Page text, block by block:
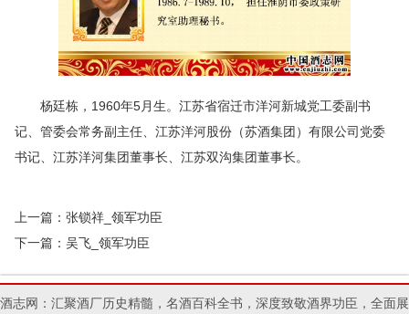
杨廷栋，1960年5月生。江苏省宿迁市洋河新城党工委副书
记、管委会常务副主任、江苏洋河股份（苏酒集团）有限公司党委
书记、江苏洋河集团董事长、江苏双沟集团董事长。
上一篇： 张锁祥_领军功臣
下一篇： 吴飞_领军功臣
酒志网：汇聚酒厂历史精髓，名酒百科全书，深度致敬酒界功臣，全面展